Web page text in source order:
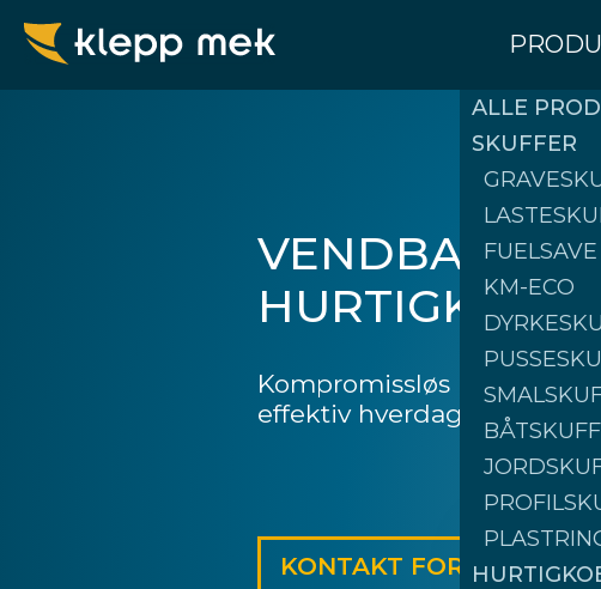
ALLE
SKUFFER
FUELSAVE
KM-ECO
VENDBARE
Kompromissløs kvalitet for
effektiv hverdag
KONTAKT FORHANDLER